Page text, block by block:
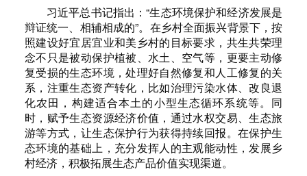
习近平总书记指出：“生态环境保护和经济发展是
辩证统一、相辅相成的”。在乡村全面振兴背景下，按
照建设好宜居宜业和美乡村的目标要求，共生共荣理
念不只是被动保护植被、水土、空气等，更要主动修
复受损的生态环境，处理好自然修复和人工修复的关
系，注重生态资产转化，比如治理污染水体、改良退
化农田，构建适合本土的小型生态循环系统等。同
时，赋予生态资源经济价值，通过水权交易、生态旅
游等方式，让生态保护行为获得持续回报。在保护生
态环境的基础上，充分发挥人的主观能动性，发展乡
村经济，积极拓展生态产品价值实现渠道。